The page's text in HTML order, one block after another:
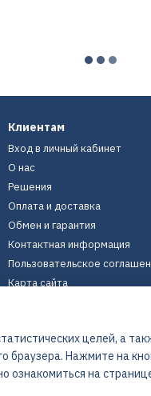
Клиентам
Вход в личный кабинет
О нас
Решения
Оплата и доставка
Обмен и гарантия
Контактная информация
Пользовательское
Карта сайта
целей, а
Нажмите на
ознакомиться на